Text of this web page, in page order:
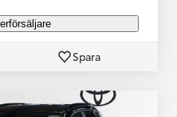
Spara